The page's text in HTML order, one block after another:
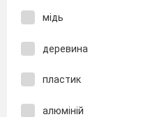
мідь
деревина
пластик
алюміній